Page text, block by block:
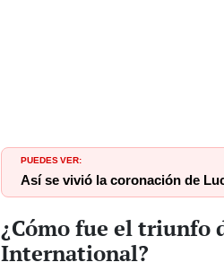
PUEDES VER:
Así se vivió la coronación de
¿Cómo fue el triunfo
International?